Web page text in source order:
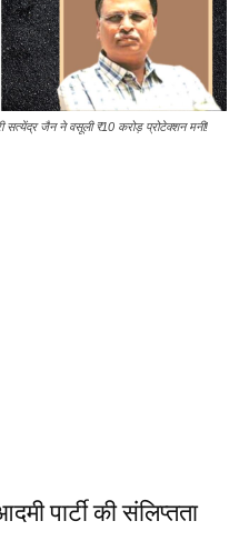
सत्येंद्र जैन ने वसूली ₹10 करोड़ प्रोटेक्शन मनी!
पार्टी की संलिप्तता